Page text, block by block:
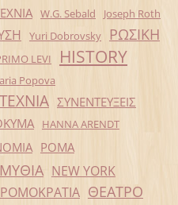
W.G. Sebald Joseph Roth
Yuri Dobrovsky
ΡΩΣΙΚΗ
LEVI HISTORY
Popova
ΣΥΝΕΝΤΕΥΞΕΙΣ
HANNA ARENDT
ΡΟΜΑ
NEW YORK
ΘΕΑΤΡΟ